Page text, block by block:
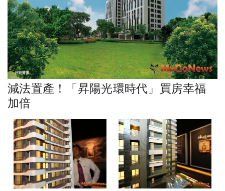
減法置產！「昇陽光環時代」買房幸福
加倍